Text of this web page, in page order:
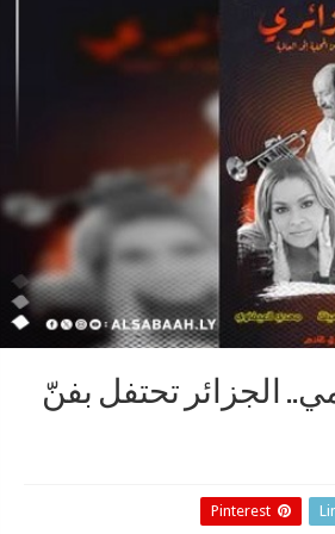
الجزائر تحتفل بفنّ
Pinterest